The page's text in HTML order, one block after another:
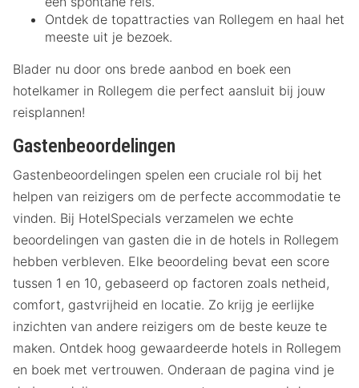
Ontdek de topattracties van Rollegem en haal het
meeste uit je bezoek.
Blader nu door ons brede aanbod en boek een
hotelkamer in Rollegem die perfect aansluit bij jouw
reisplannen!
Gastenbeoordelingen
Gastenbeoordelingen spelen een cruciale rol bij het
helpen van reizigers om de perfecte accommodatie te
vinden. Bij HotelSpecials verzamelen we echte
beoordelingen van gasten die in de hotels in Rollegem
hebben verbleven. Elke beoordeling bevat een score
tussen 1 en 10, gebaseerd op factoren zoals netheid,
comfort, gastvrijheid en locatie. Zo krijg je eerlijke
inzichten van andere reizigers om de beste keuze te
maken. Ontdek hoog gewaardeerde hotels in Rollegem
en boek met vertrouwen. Onderaan de pagina vind je